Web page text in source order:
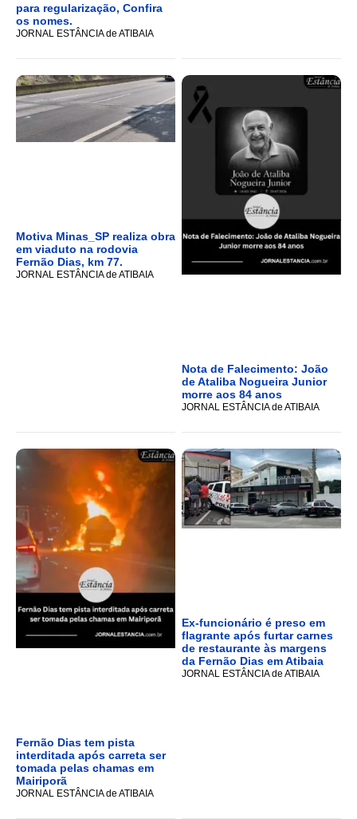
para regularização, Confira
os nomes.
JORNAL ESTÂNCIA de ATIBAIA
Motiva Minas_SP realiza obra
em viaduto na rodovia
Fernão Dias, km 77.
JORNAL ESTÂNCIA de ATIBAIA
Nota de Falecimento: João
de Ataliba Nogueira Junior
morre aos 84 anos
JORNAL ESTÂNCIA de ATIBAIA
Fernão Dias tem pista
interditada após carreta ser
tomada pelas chamas em
Mairiporã
JORNAL ESTÂNCIA de ATIBAIA
Ex-funcionário é preso em
flagrante após furtar carnes
de restaurante às margens
da Fernão Dias em Atibaia
JORNAL ESTÂNCIA de ATIBAIA